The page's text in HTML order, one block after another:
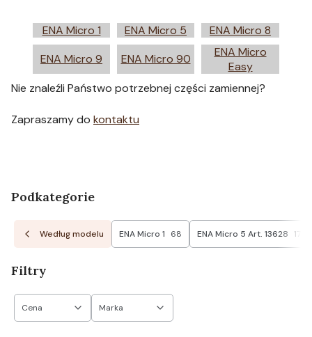
ENA Micro 1 ENA Micro 5
ENA Micro 8
ENA Micro 9
ENA Micro 90
ENA Micro
Easy
Nie znaleźli Państwo potrzebnej części zamiennej?
Zapraszamy do kontaktu
Podkategorie
Według modelu ENA Micro 1 68 ENA Micro 5 Art. 13628 17
Filtry
Cena Marka